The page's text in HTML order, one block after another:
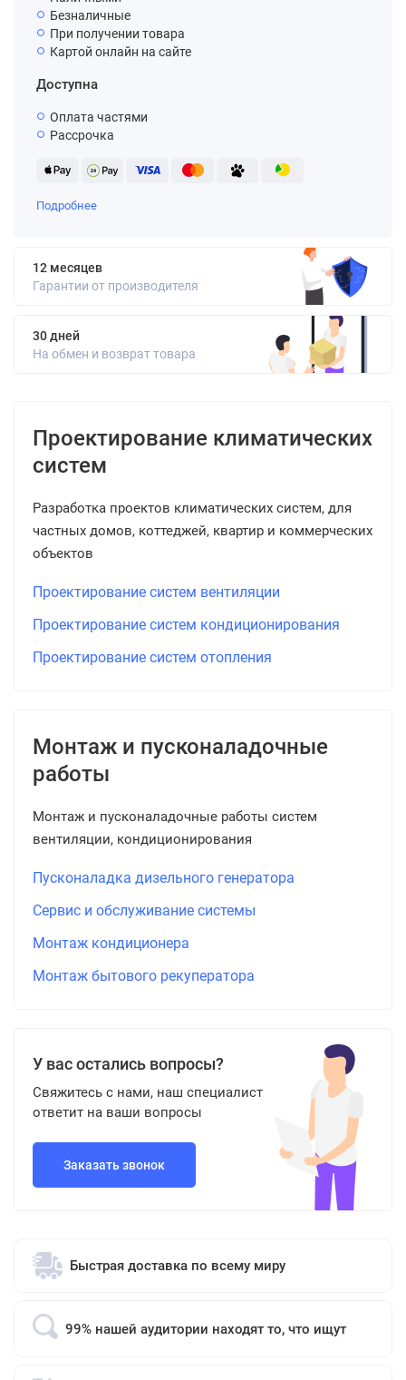
Безналичные
При получении товара
Картой онлайн на сайте
Доступна
Оплата частями
Рассрочка
Подробнее
12 месяцев
Гарантии от производителя
30 дней
На обмен и возврат товара
Проектирование климатических
систем
Разработка проектов климатических систем, для
частных домов, коттеджей, квартир и коммерческих
объектов
Проектирование систем вентиляции
Проектирование систем кондиционирования
Проектирование систем отопления
Монтаж и пусконаладочные
работы
Монтаж и пусконаладочные работы систем
вентиляции, кондиционирования
Пусконаладка дизельного генератора
Сервис и обслуживание системы
Монтаж кондиционера
Монтаж бытового рекуператора
У вас остались вопросы?
Свяжитесь с нами, наш специалист
ответит на ваши вопросы
Заказать звонок
Быстрая доставка по всему миру
99% нашей аудитории находят то, что ищут